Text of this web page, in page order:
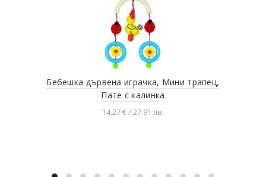
Бебешка дървена играчка, Мини трапец,
Пате с калинка
14,27 € / 27.91 лв.